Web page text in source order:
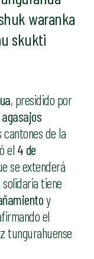
waranka
skukti
, presidido por
agasajos
cantones de la
el 4 de
se extenderá
tiene
y
el
tungurahuense